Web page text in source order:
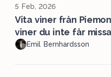
5 Feb, 2026
Vita viner från
viner du inte får missa
Emil Bernhardsson